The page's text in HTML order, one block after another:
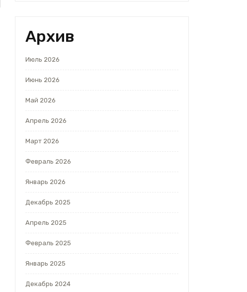
Архив
Июль 2026
Июнь 2026
Май 2026
Апрель 2026
Март 2026
Февраль 2026
Январь 2026
Декабрь 2025
Апрель 2025
Февраль 2025
Январь 2025
Декабрь 2024